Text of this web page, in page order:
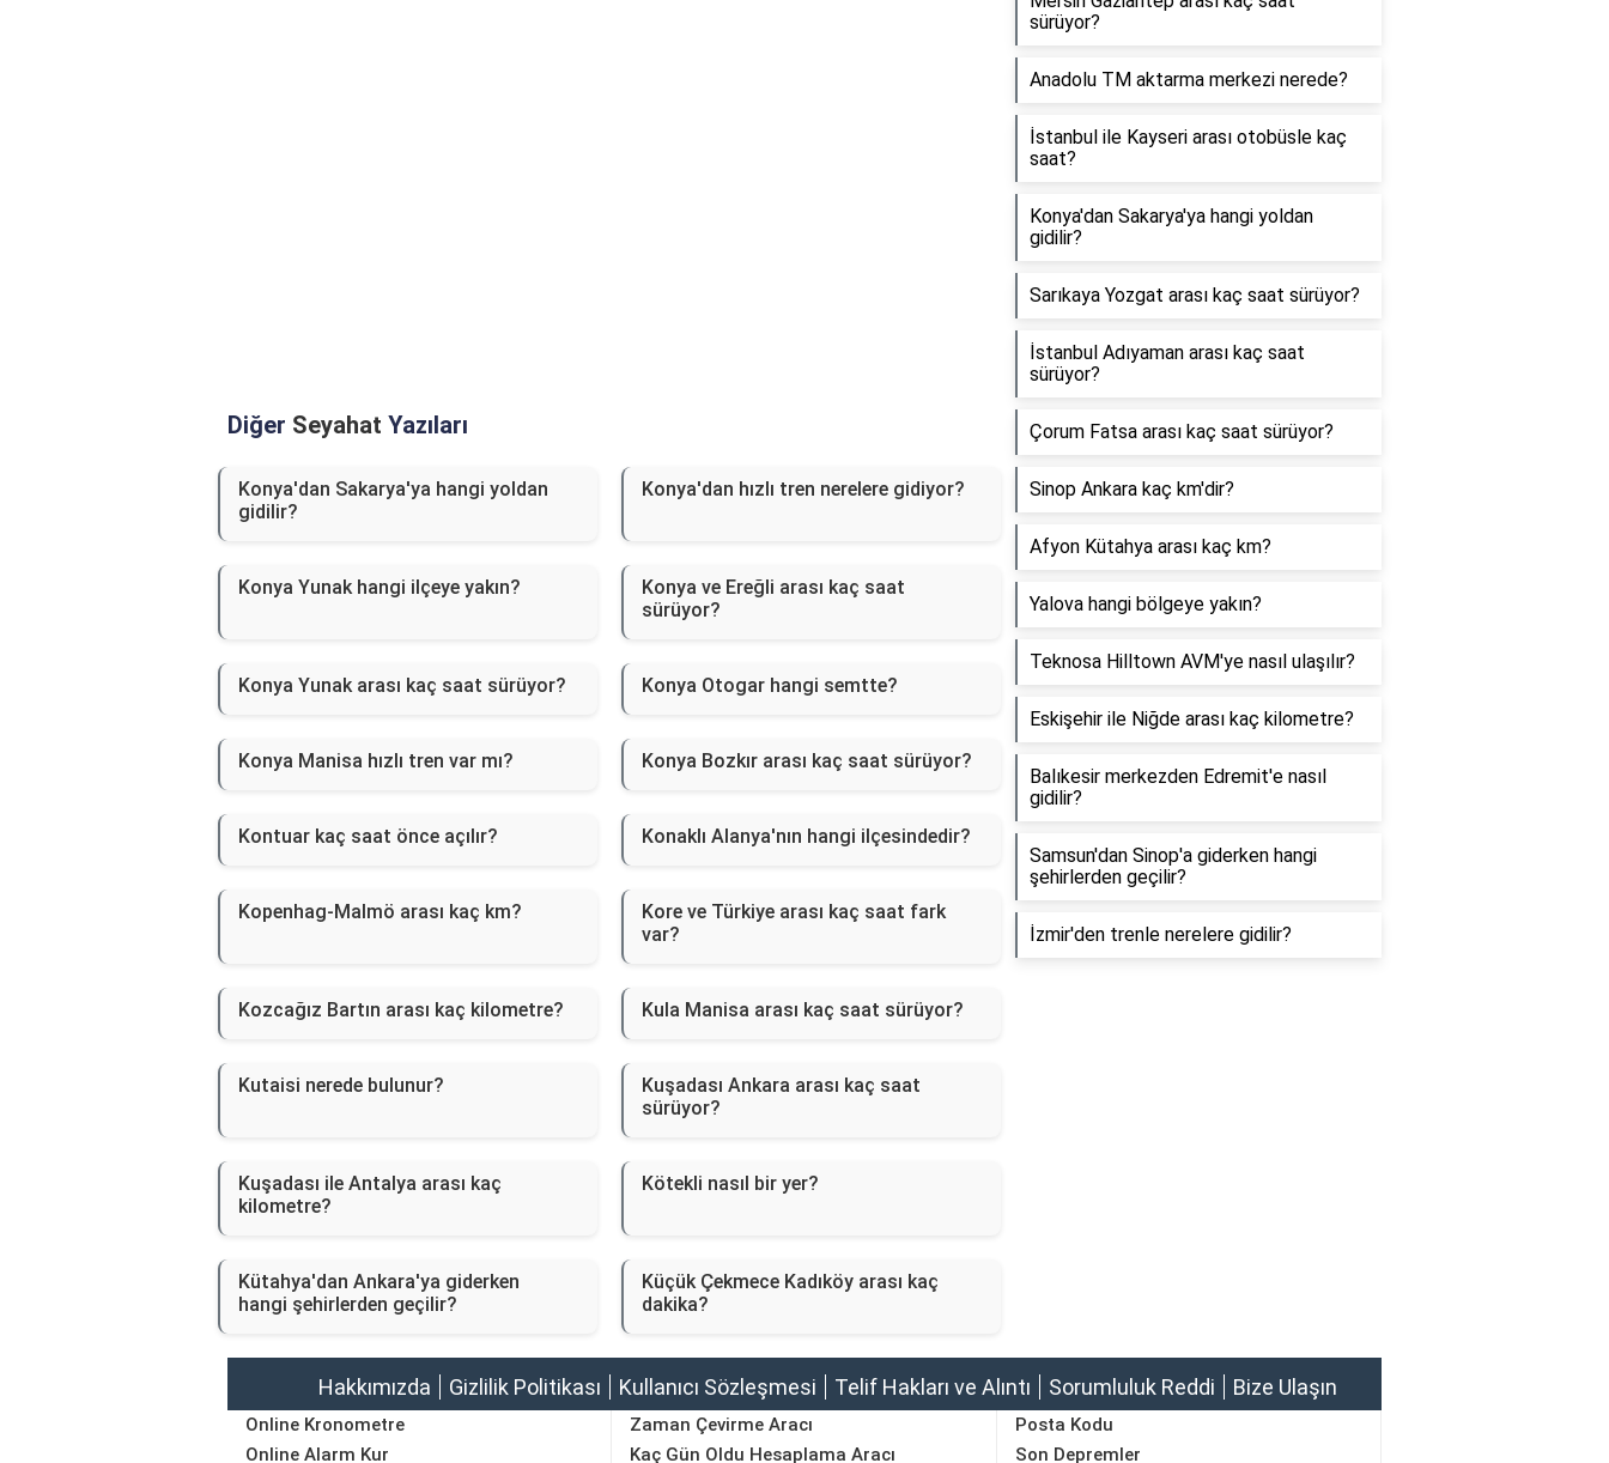
Diğer Seyahat Yazıları
Konya'dan Sakarya'ya hangi yoldan
gidilir?
Konya'dan hızlı tren nerelere gidiyor?
Konya Yunak hangi ilçeye yakın?
Konya ve Ereğli arası kaç saat
sürüyor?
Konya Yunak arası kaç saat sürüyor? Konya Otogar hangi semtte?
Konya Manisa hızlı tren var mı? Konya Bozkır arası kaç saat sürüyor?
Kontuar kaç saat önce açılır? Konaklı Alanya'nın hangi ilçesindedir?
Kopenhag-Malmö arası kaç km?
Kore ve Türkiye arası kaç saat fark
var?
Kozcağız Bartın arası kaç kilometre? Kula Manisa arası kaç saat sürüyor?
Kutaisi nerede bulunur?
Kuşadası Ankara arası kaç saat
sürüyor?
Kuşadası ile Antalya arası kaç
kilometre?
Kötekli nasıl bir yer?
Kütahya'dan Ankara'ya giderken
hangi şehirlerden geçilir?
Küçük Çekmece Kadıköy arası kaç
dakika?
sürüyor?
Anadolu TM aktarma merkezi nerede?
İstanbul ile Kayseri arası otobüsle kaç
saat?
Konya'dan Sakarya'ya hangi yoldan
gidilir?
Sarıkaya Yozgat arası kaç saat sürüyor?
İstanbul Adıyaman arası kaç saat
sürüyor?
Çorum Fatsa arası kaç saat sürüyor?
Sinop Ankara kaç km'dir?
Afyon Kütahya arası kaç km?
Yalova hangi bölgeye yakın?
Teknosa Hilltown AVM'ye nasıl ulaşılır?
Eskişehir ile Niğde arası kaç kilometre?
Balıkesir merkezden Edremit'e nasıl
gidilir?
Samsun'dan Sinop'a giderken hangi
şehirlerden geçilir?
İzmir'den trenle nerelere gidilir?
Hakkımızda Gizlilik Politikası Kullanıcı Sözleşmesi Telif Hakları ve Alıntı Sorumluluk Reddi Bize Ulaşın
Online Kronometre
Online Alarm Kur
Zaman Çevirme Aracı
Kaç Gün Oldu Hesaplama Aracı
Posta Kodu
Son Depremler